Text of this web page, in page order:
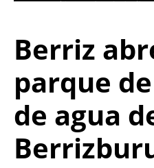
Berriz
parque
de agua